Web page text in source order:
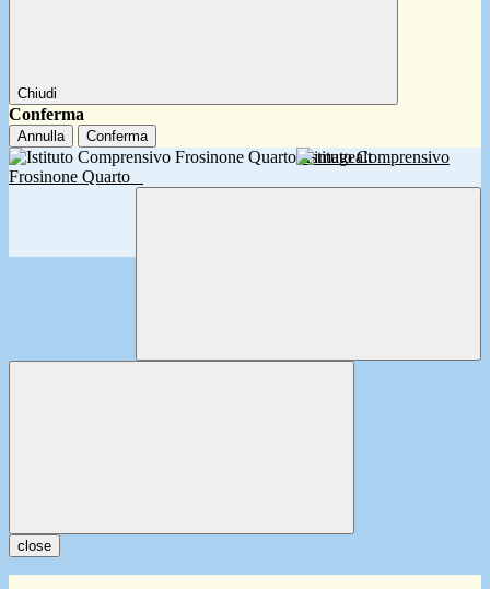
Chiudi
Conferma
Annulla Conferma
Istituto Comprensivo
Frosinone Quarto
close